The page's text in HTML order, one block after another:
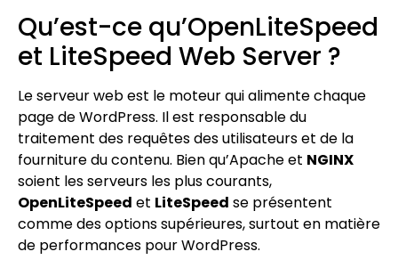
Qu’est-ce qu’OpenLiteSpeed
et LiteSpeed Web Server ?
Le serveur web est le moteur qui alimente chaque
page de WordPress. Il est responsable du
traitement des requêtes des utilisateurs et de la
fourniture du contenu. Bien qu’Apache et NGINX
soient les serveurs les plus courants,
OpenLiteSpeed et LiteSpeed se présentent
comme des options supérieures, surtout en matière
de performances pour WordPress.